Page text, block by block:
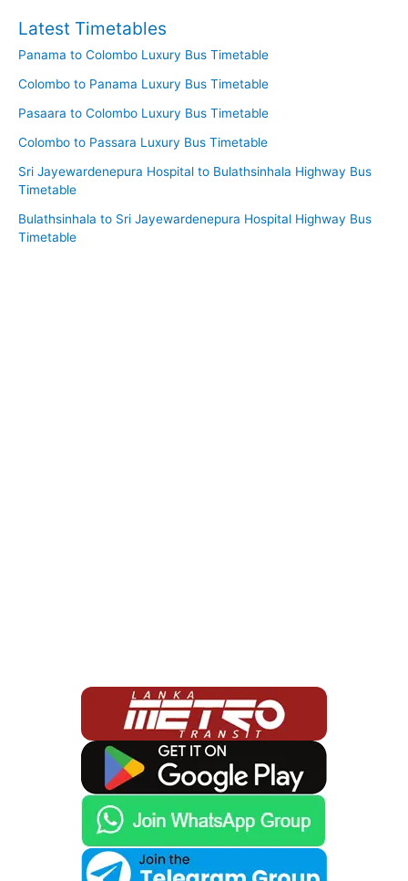
Latest Timetables
Panama to Colombo Luxury Bus Timetable
Colombo to Panama Luxury Bus Timetable
Pasaara to Colombo Luxury Bus Timetable
Colombo to Passara Luxury Bus Timetable
Sri Jayewardenepura Hospital to Bulathsinhala Highway Bus
Timetable
Bulathsinhala to Sri Jayewardenepura Hospital Highway Bus
Timetable